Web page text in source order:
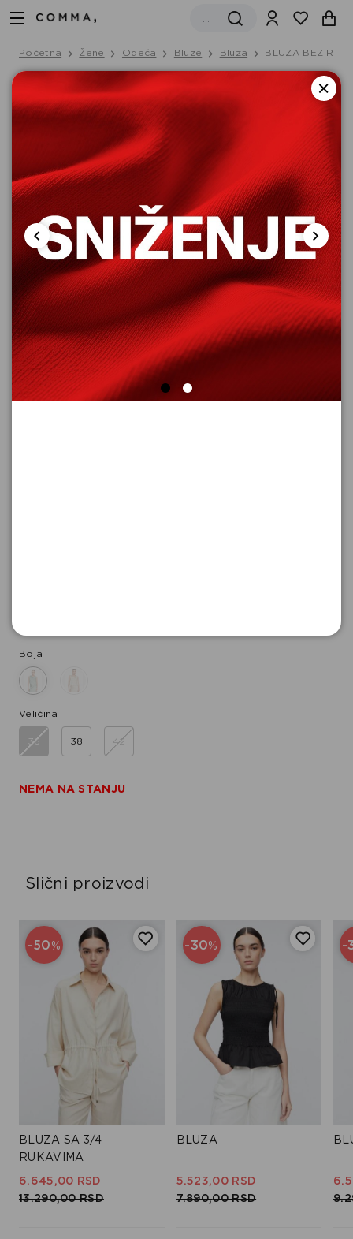
Početna Žene Odeća Bluze Bluza BLUZA BEZ
Boja
Veličina
36 38 42
NEMA NA STANJU
Slični proizvodi
-50%
BLUZA SA 3/4
RUKAVIMA
6.645,00 RSD
13.290,00 RSD
-30%
BLUZA
5.523,00 RSD
7.890,00 RSD
-